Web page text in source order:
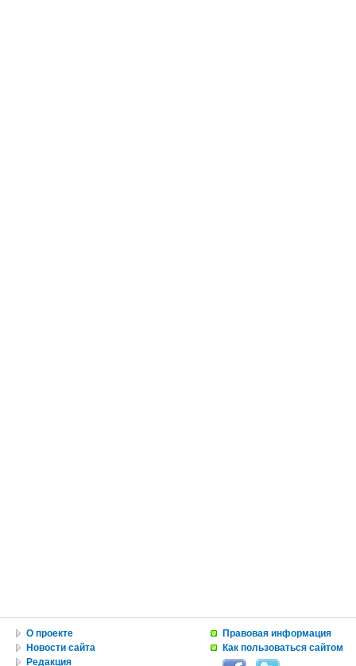
О проекте
Новости сайта
Редакция
Правовая информация
Как пользоваться сайтом